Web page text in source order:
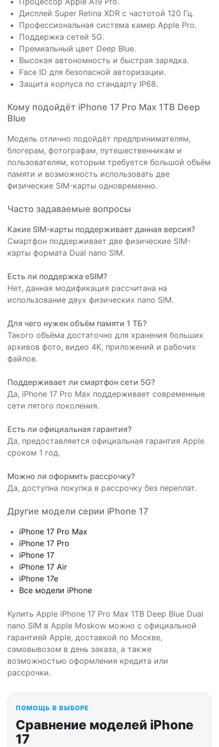
Дисплей Super Retina XDR с частотой 120 Гц.
Профессиональная система камер Apple Pro.
Поддержка сетей 5G.
Премиальный цвет Deep Blue.
Высокая автономность и быстрая зарядка.
Face ID для безопасной авторизации.
Защита корпуса по стандарту IP68.
Кому подойдёт iPhone 17 Pro Max 1TB Deep
Blue
Модель отлично подойдёт предпринимателям,
блогерам, фотографам, путешественникам и
пользователям, которым требуется большой объём
памяти и возможность использовать две
физические SIM-карты одновременно.
Часто задаваемые вопросы
Какие SIM-карты поддерживает данная версия?
Смартфон поддерживает две физические SIM-
карты формата Dual nano SIM.
Есть ли поддержка eSIM?
Нет, данная модификация рассчитана на
использование двух физических nano SIM.
Для чего нужен объём памяти 1 ТБ?
Такого объёма достаточно для хранения больших
архивов фото, видео 4K, приложений и рабочих
файлов.
Поддерживает ли смартфон сети 5G?
Да, iPhone 17 Pro Max поддерживает современные
сети пятого поколения.
Есть ли официальная гарантия?
Да, предоставляется официальная гарантия Apple
сроком 1 год.
Можно ли оформить рассрочку?
Да, доступна покупка в рассрочку без переплат.
Другие модели серии iPhone 17
iPhone 17 Pro Max
iPhone 17 Pro
iPhone 17
iPhone 17 Air
iPhone 17e
Все модели iPhone
Купить Apple iPhone 17 Pro Max 1TB Deep Blue Dual
nano SIM в Apple Moskow можно с официальной
гарантией Apple, доставкой по Москве,
самовывозом в день заказа, а также
возможностью оформления кредита или
рассрочки.
ПОМОЩЬ В ВЫБОРЕ
Сравнение моделей iPhone
17